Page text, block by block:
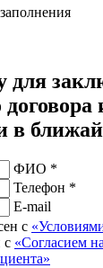
для
в
ФИО *
Телефон *
E-mail
с
с «Согласием